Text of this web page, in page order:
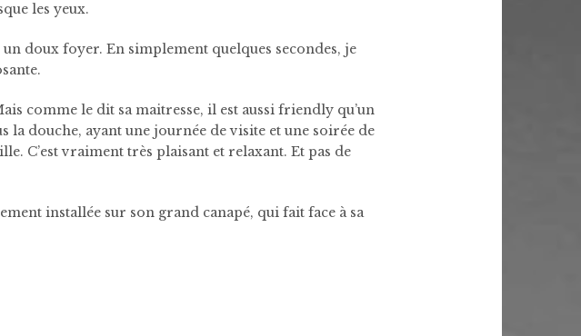
les yeux.
un doux foyer. En simplement quelques secondes, je
comme le dit sa maitresse, il est aussi friendly qu’un
la douche, ayant une journée de visite et une soirée de
C’est vraiment très plaisant et relaxant. Et pas de
installée sur son grand canapé, qui fait face à sa